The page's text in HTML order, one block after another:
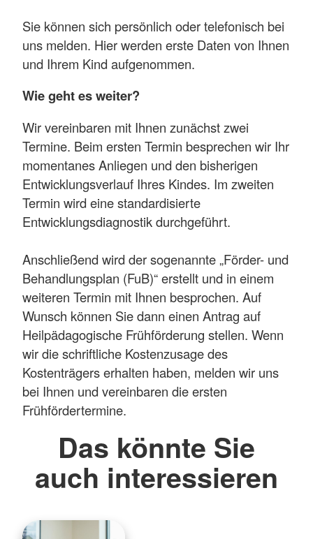
Sie können sich persönlich oder telefonisch bei
uns melden. Hier werden erste Daten von Ihnen
und Ihrem Kind aufgenommen.
Wie geht es weiter?
Wir vereinbaren mit Ihnen zunächst zwei
Termine. Beim ersten Termin besprechen wir Ihr
momentanes Anliegen und den bisherigen
Entwicklungsverlauf Ihres Kindes. Im zweiten
Termin wird eine standardisierte
Entwicklungsdiagnostik durchgeführt.
Anschließend wird der sogenannte „Förder- und
Behandlungsplan (FuB)“ erstellt und in einem
weiteren Termin mit Ihnen besprochen. Auf
Wunsch können Sie dann einen Antrag auf
Heilpädagogische Frühförderung stellen. Wenn
wir die schriftliche Kostenzusage des
Kostenträgers erhalten haben, melden wir uns
bei Ihnen und vereinbaren die ersten
Frühfördertermine.
Das könnte Sie
auch interessieren